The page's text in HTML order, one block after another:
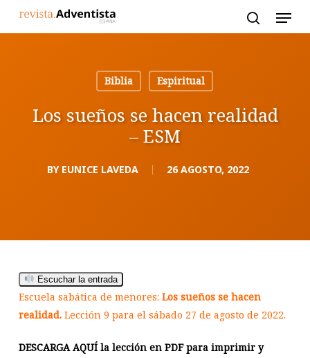
Biblia
Espiritual
Los sueños se hacen realidad
– ESM
BY EUNICE LAVEDA 26 AGOSTO, 2022
Escuchar la entrada
Escuela sabática de menores: Los sueños se hacen
realidad. Lección 9 para el sábado 27 de agosto de 2022.
DESCARGA AQUÍ la lección en PDF para imprimir y